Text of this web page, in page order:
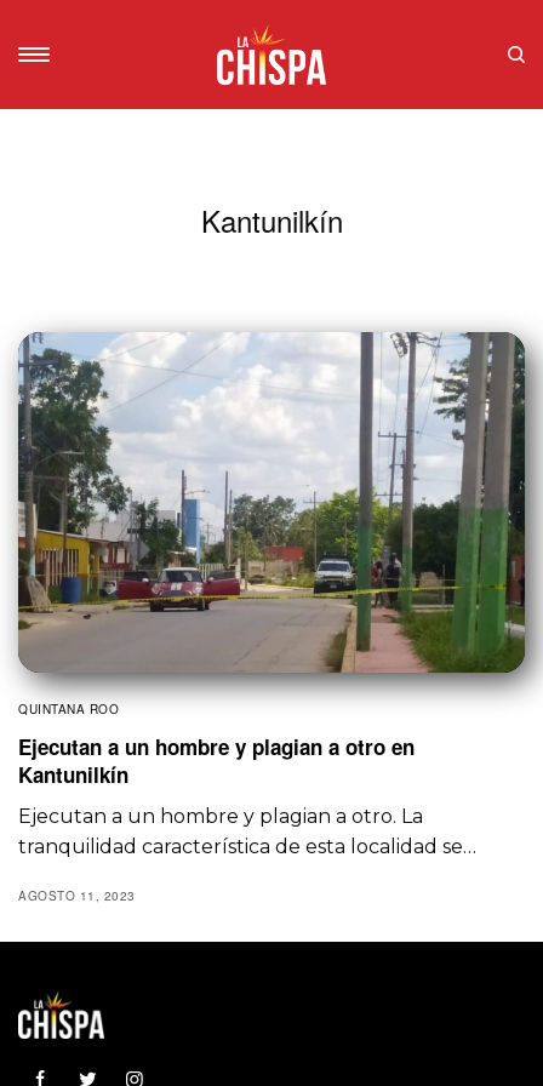
Kantunilkín
QUINTANA ROO
Ejecutan a un hombre y plagian a otro en
Kantunilkín
Ejecutan a un hombre y plagian a otro. La
tranquilidad característica de esta localidad se…
AGOSTO 11, 2023